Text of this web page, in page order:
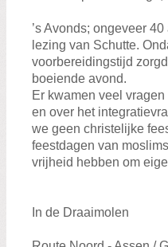
’s Avonds; ongeveer
lezing van Schutte.
voorbereidingstijd
boeiende avond.
Er kwamen veel
en over het
we geen christelijke
feestdagen van
vrijheid hebben om
In de Draaimolen